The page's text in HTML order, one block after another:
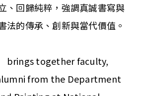
、回歸純粹，強調真誠書寫與
法的傳承、創新與當代價值。
brings together faculty,
from the Department